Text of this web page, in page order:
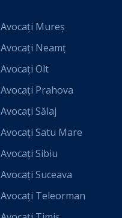
Avocați Mureș
Avocați Neamț
Avocați Olt
Avocați Prahova
Avocați Sălaj
Avocați Satu Mare
Avocați Sibiu
Avocați Suceava
Avocați Teleorman